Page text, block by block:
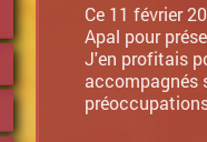
Ce 11 février
Apal pour
J'en profitais
accompagnés